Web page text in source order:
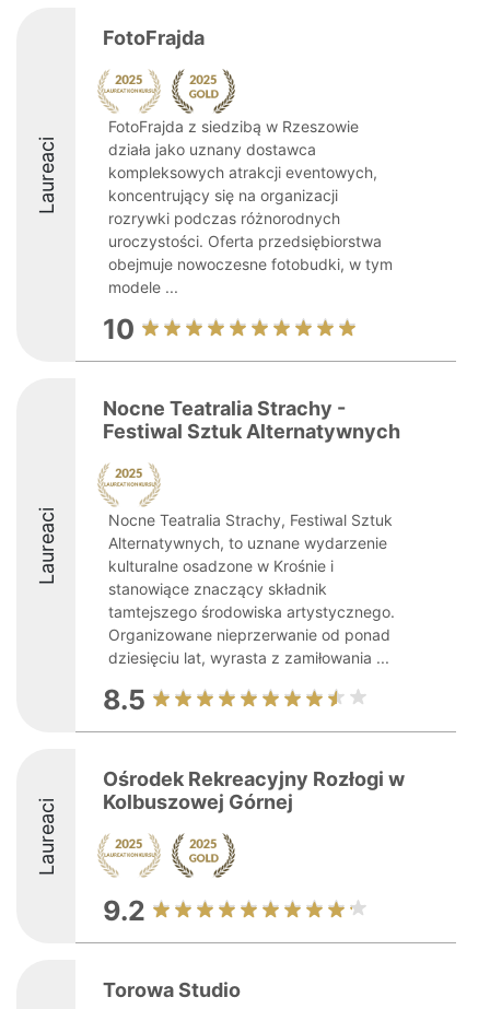
Laureaci
FotoFrajda
FotoFrajda z siedzibą w Rzeszowie
działa jako uznany dostawca
kompleksowych atrakcji eventowych,
koncentrujący się na organizacji
rozrywki podczas różnorodnych
uroczystości. Oferta przedsiębiorstwa
obejmuje nowoczesne fotobudki, w tym
modele ...
10
Laureaci
Nocne Teatralia Strachy -
Festiwal Sztuk Alternatywnych
Nocne Teatralia Strachy, Festiwal Sztuk
Alternatywnych, to uznane wydarzenie
kulturalne osadzone w Krośnie i
stanowiące znaczący składnik
tamtejszego środowiska artystycznego.
Organizowane nieprzerwanie od ponad
dziesięciu lat, wyrasta z zamiłowania ...
8.5
Laureaci
Ośrodek Rekreacyjny Rozłogi w
Kolbuszowej Górnej
9.2
Torowa Studio